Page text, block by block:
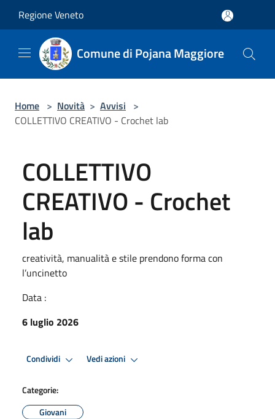
Regione Veneto
Comune di Pojana Maggiore
Home > Novità > Avvisi >
COLLETTIVO CREATIVO - Crochet lab
COLLETTIVO
CREATIVO - Crochet
lab
creatività, manualità e stile prendono forma con
l’uncinetto
Data :
6 luglio 2026
Condividi Vedi azioni
Categorie:
Giovani